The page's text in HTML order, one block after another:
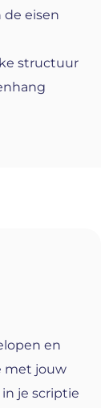
de eisen
structuur
en
met jouw
je scriptie